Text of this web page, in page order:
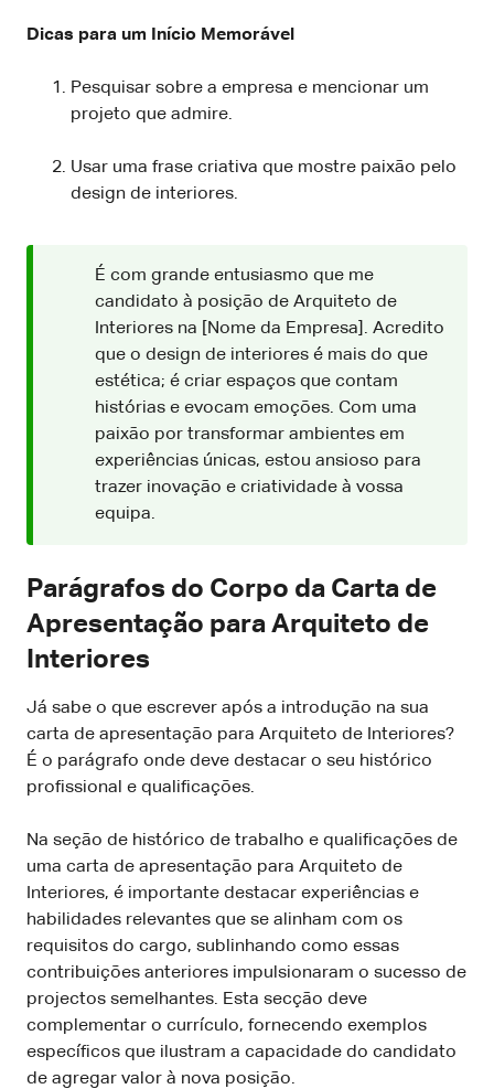
Dicas para um Início Memorável
Pesquisar sobre a empresa e mencionar um
projeto que admire.
Usar uma frase criativa que mostre paixão pelo
design de interiores.
É com grande entusiasmo que me
candidato à posição de Arquiteto de
Interiores na [Nome da Empresa]. Acredito
que o design de interiores é mais do que
estética; é criar espaços que contam
histórias e evocam emoções. Com uma
paixão por transformar ambientes em
experiências únicas, estou ansioso para
trazer inovação e criatividade à vossa
equipa.
Parágrafos do Corpo da Carta de
Apresentação para Arquiteto de
Interiores
Já sabe o que escrever após a introdução na sua
carta de apresentação para Arquiteto de Interiores?
É o parágrafo onde deve destacar o seu histórico
profissional e qualificações.
Na seção de histórico de trabalho e qualificações de
uma carta de apresentação para Arquiteto de
Interiores, é importante destacar experiências e
habilidades relevantes que se alinham com os
requisitos do cargo, sublinhando como essas
contribuições anteriores impulsionaram o sucesso de
projectos semelhantes. Esta secção deve
complementar o currículo, fornecendo exemplos
específicos que ilustram a capacidade do candidato
de agregar valor à nova posição.